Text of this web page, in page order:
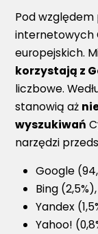
Pod
internetowych
europejskich.
korzystają z
liczbowe.
stanowią aż
wyszukiwań
narzędzi
Google
Bing (2,5%),
Yandex
Yahoo!